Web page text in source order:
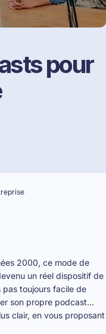
pour
2000, ce mode de
un réel dispositif de
toujours facile de
son propre podcast...
clair, en vous proposant